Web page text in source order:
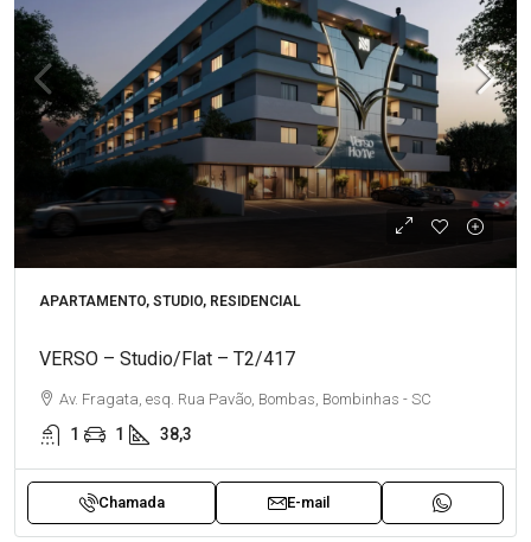
APARTAMENTO, STUDIO, RESIDENCIAL
VERSO – Studio/Flat – T2/417
Av. Fragata, esq. Rua Pavão, Bombas, Bombinhas - SC
1 1 38,3
Chamada E-mail